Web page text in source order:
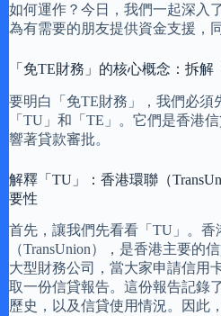
如何運作？今日，我們一起深入
為有需要的朋友提供資金支援，
「免TE財務」的核心概念：拆解
要明白「免TE財務」，我們必須
「TU」和「TE」。它們是香港
響著貸款審批。
解釋「TU」：香港環聯（
要性
首先，讓我們先看看「TU」。香
（TransUnion），是香港主要的
大型財務公司，當大家申請信用
取一份信貸報告。這份報告記錄
歷史，以及信貸使用情況。因此